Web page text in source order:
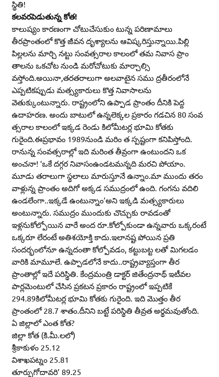
స్థితి!
కలవరపెడుతున్న కోత!
కాలుష్యం కారణంగా చోటుచేసుకుం టున్న పరిణామాలు
తీరప్రాంతంలో కొత్త జీవన దృశ్యాలను ఆవిష్కరిస్తున్నాయి.పిల్లి
పిల్లలను మార్చి నట్టు సంవత్సరాల కాలంలో తమ నివాస ప్రాం
తాలను ఒకచోట నుండి మరోచోటుకు మార్చాల్సి
వస్తోంది.అయినా,తరతరాలుగా అలవాటైన సము ద్రతీరంలోనే
ఎప్పటికప్పుడు మత్స్యకారులు కొత్త నివాసాలను
వెతుక్కుంటున్నారు. రాష్ట్రంలోని ఉప్పాడ ప్రాంతం దీనికి పెద్ద
ఉదాహరణ. అందు బాటులో ఉన్నలెక్కల ప్రకారం గడచిన 80 సంవ
త్సరాల కాలంలో ఇక్కడ రెండు కిలోమీటర్ల భూమి కోతకు
గురైంది.ఈప్రభావం 1989నుండి మరిం త స్పష్టంగా కనిపిస్తోంది.
రానున్న సంవత్సరాల్లో ఇది మరింత తీవ్రంగా ఉంటుందని ఒక
అంచనా! ‘ఒకే దగ్గర నివాసంఉండటమన్నది మరచి పోయాం.
మూడు తరాలుగా స్థలాలు మారుస్తూనే ఉన్నాం.మా ముందు తరం
వాళ్లున్న ప్రాంతం అదిగో అక్కడ సముద్రంలో ఉంది. గంగను వదిలి
ఉండలేంగా..ఇక్కడే ఉంటున్నాం’అని ఇక్కడి మత్స్యకారులు
అంటున్నారు. సముద్రం ముందుకు చొచ్చుకు రావడంతో
ఇళ్లనుకోల్పోయిన వారే అంద రూ.కోల్పోకుండా ఉన్నవారు ఒక్కరంటే
ఒక్కరూ లేరంటే అతిశయోక్తి కాదు.ఇలానష్ట పోయిన ప్రతి
సందర్భంలోనూ ఉన్నదంతా కోల్పోవడం, కట్టుబట్ట లతో మిగలడం
వారికి మామూలే. ఉప్పాడలోనే కాదు..రాష్ట్రవ్యాప్తంగా తీర
ప్రాంతాల్లో ఇదే పరిస్థితి. కేంద్రమంత్రి డాక్టర్‌ జితేంద్రనాథ్‌ ఇటీవల
పార్లమెంటులో చేసిన ప్రకటన ప్రకారం రాష్ట్రంలో ఇప్పటికే
294.89కిలోమీటర్ల భూమి కోతకు గురైంది. ఇది మొత్తం తీర
ప్రాంతంలో 28.7 శాతం.దీనిని బట్టే పరిస్థితి తీవ్రత అర్థమవుతోంది.
ఏ జిల్లాలో ఎంత కోత?
జిల్లా కోత (కి.మీ.లలో)
శ్రీకాకుళం 25.12
విశాఖపట్నం 25.81
తూర్పుగోదావరి’ 89.25